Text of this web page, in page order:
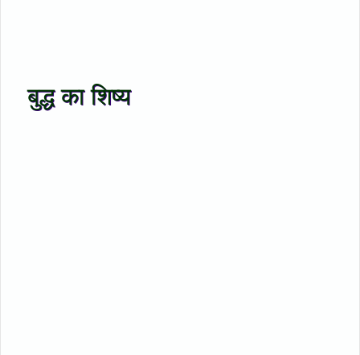
बुद्ध का शिष्य